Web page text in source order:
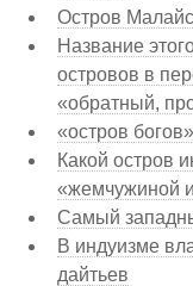
Остров
Название
островов в
«обратный,
«остров богов»
Какой остров
«жемчужиной
Самый
В индуизме
дайтьев